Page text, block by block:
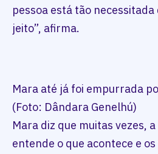
pessoa está tão necessitada
jeito”, afirma.
Mara até já foi empurrada
(Foto: Dândara Genelhú)
Mara diz que muitas vezes,
entende o que acontece e